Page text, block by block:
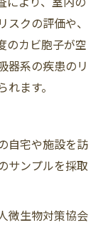
クの評価や、
のカビ胞子が空
器系の疾患のリ
ます。
自宅や施設を訪
サンプルを採取
微生物対策協会